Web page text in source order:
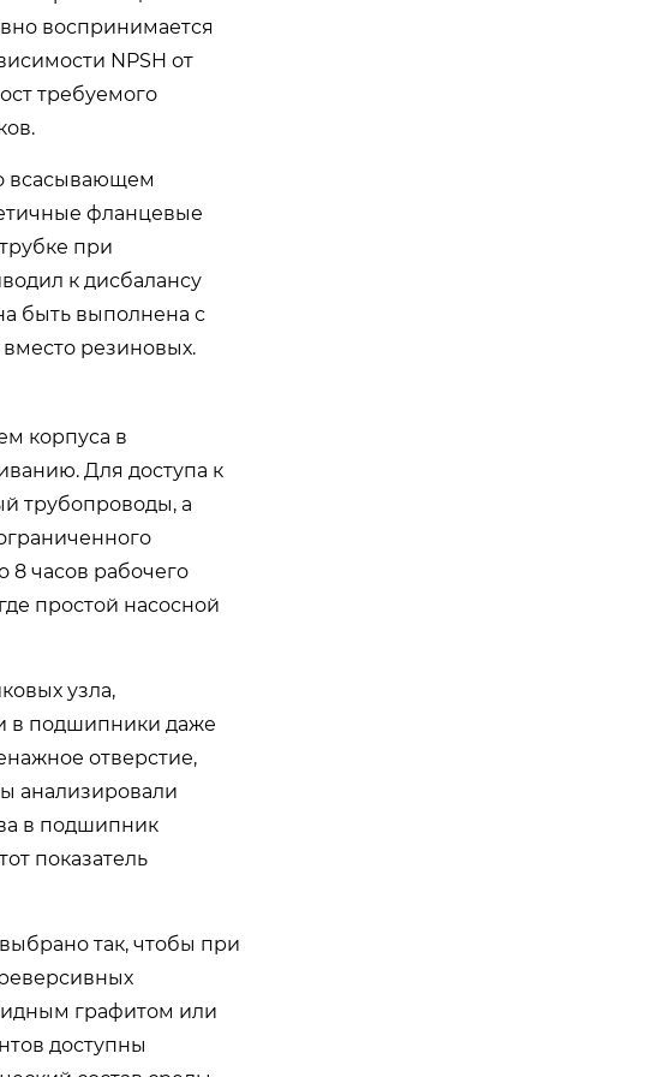
воспринимается
NPSH от
требуемого
всасывающем
фланцевые
при
к дисбалансу
быть выполнена с
резиновых.
корпуса в
Для доступа к
трубопроводы, а
8 часов рабочего
простой насосной
узла,
в подшипники даже
отверстие,
анализировали
в подшипник
показатель
так, чтобы при
графитом или
доступны